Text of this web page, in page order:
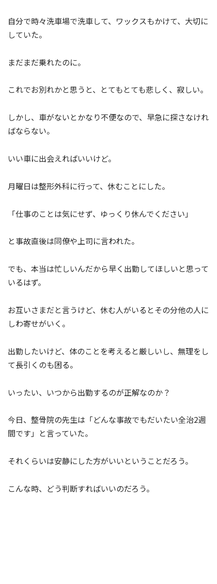
自分で時々洗車場で洗車して、ワックスもかけて、大切に
していた。
まだまだ乗れたのに。
これでお別れかと思うと、とてもとても悲しく、寂しい。
しかし、車がないとかなり不便なので、早急に探さなけれ
ばならない。
いい車に出会えればいいけど。
月曜日は整形外科に行って、休むことにした。
「仕事のことは気にせず、ゆっくり休んでください」
と事故直後は同僚や上司に言われた。
でも、本当は忙しいんだから早く出勤してほしいと思って
いるはず。
お互いさまだと言うけど、休む人がいるとその分他の人に
しわ寄せがいく。
出勤したいけど、体のことを考えると厳しいし、無理をし
て長引くのも困る。
いったい、いつから出勤するのが正解なのか？
今日、整骨院の先生は「どんな事故でもだいたい全治2週
間です」と言っていた。
それくらいは安静にした方がいいということだろう。
こんな時、どう判断すればいいのだろう。